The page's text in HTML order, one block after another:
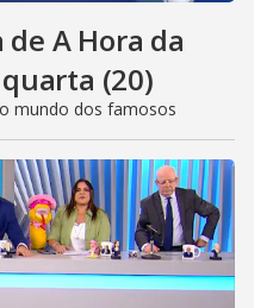
A Hora da
(20)
mundo dos famosos